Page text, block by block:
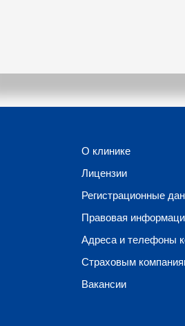
О клинике
Лицензии
Регистрационные
Правовая
Адреса и телефоны
Страховым
Вакансии